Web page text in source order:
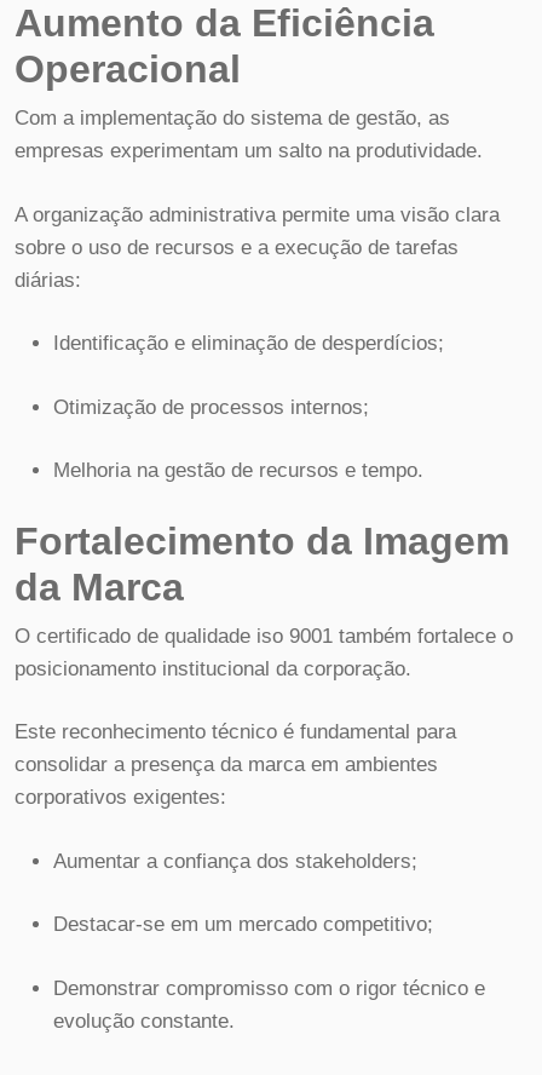
Aumento da Eficiência
Operacional
Com a implementação do sistema de gestão, as
empresas experimentam um salto na produtividade.
A organização administrativa permite uma visão clara
sobre o uso de recursos e a execução de tarefas
diárias:
Identificação e eliminação de desperdícios;
Otimização de processos internos;
Melhoria na gestão de recursos e tempo.
Fortalecimento da Imagem
da Marca
O certificado de qualidade iso 9001 também fortalece o
posicionamento institucional da corporação.
Este reconhecimento técnico é fundamental para
consolidar a presença da marca em ambientes
corporativos exigentes:
Aumentar a confiança dos stakeholders;
Destacar-se em um mercado competitivo;
Demonstrar compromisso com o rigor técnico e
evolução constante.